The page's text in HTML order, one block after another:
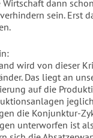
dann
sein. Erst
wird von dieser
Das liegt an
auf die
die Konjunktur-
unterworfen ist